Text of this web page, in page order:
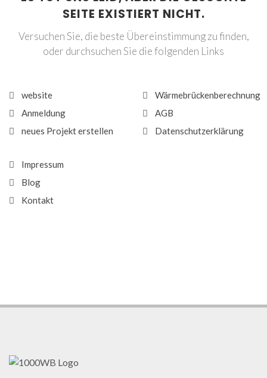
SEITE EXISTIERT NICHT.
Versuchen Sie, die beste Übereinstimmung zu finden,
oder durchsuchen Sie die folgenden Links
website
Anmeldung
neues Projekt erstellen
Wärmebrückenberechnung
AGB
Datenschutzerklärung
Impressum
Blog
Kontakt